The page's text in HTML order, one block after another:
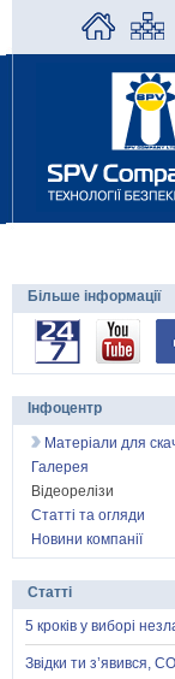
Більше інформації
Інфоцентр
Матеріали для
Галерея
Відеорелізи
Статті та огляди
Новини компанії
Статті
5 кроків у виборі
Звідки ти з’явився,